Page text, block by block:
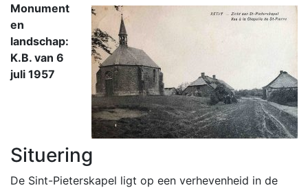
Monument
en
landschap:
K.B. van 6
juli 1957
Situering
De Sint-Pieterskapel ligt op een verhevenheid in de